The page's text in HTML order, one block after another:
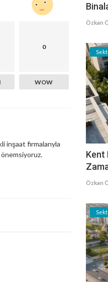
0
WOW
inşaat firmalarıyla
önemsiyoruz.
Özkan
Kent
Özkan